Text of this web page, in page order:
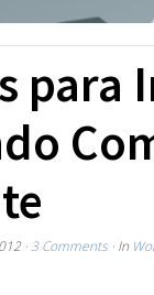
para
· 3 Comments · In